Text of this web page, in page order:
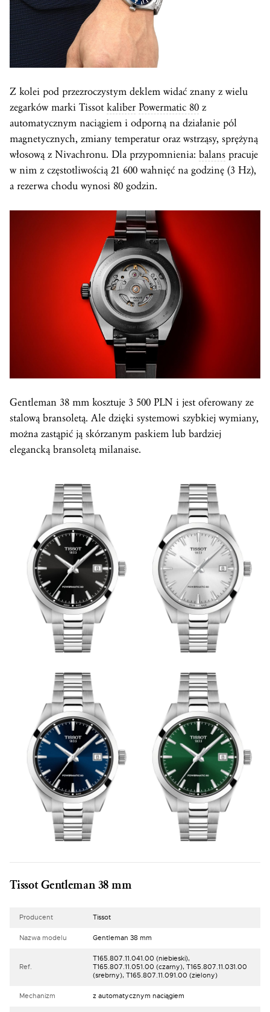
Z kolei pod przezroczystym deklem widać znany z wielu
zegarków marki Tissotkaliber Powermatic 80 z
automatycznym naciągiem i odporną na działanie pól
magnetycznych, zmiany temperatur oraz wstrząsy, sprężyną
włosową z Nivachronu. Dla przypomnienia: balans pracuje
w nim z częstotliwością 21 600 wahnięć na godzinę (3 Hz),
a rezerwa chodu wynosi 80 godzin.
Gentleman 38 mm kosztuje 3 500 PLN i jest oferowany ze
stalową bransoletą. Ale dzięki systemowi szybkiej wymiany,
można zastąpić ją skórzanym paskiem lub bardziej
elegancką bransoletą milanaise.
Tissot Gentleman 38 mm
Producent Tissot
Nazwa modelu Gentleman 38 mm
Ref.
T165.807.11.041.00 (niebieski),
T165.807.11.051.00 (czarny), T165.807.11.031.00
(srebrny), T165.807.11.091.00 (zielony)
Mechanizm z automatycznym naciągiem